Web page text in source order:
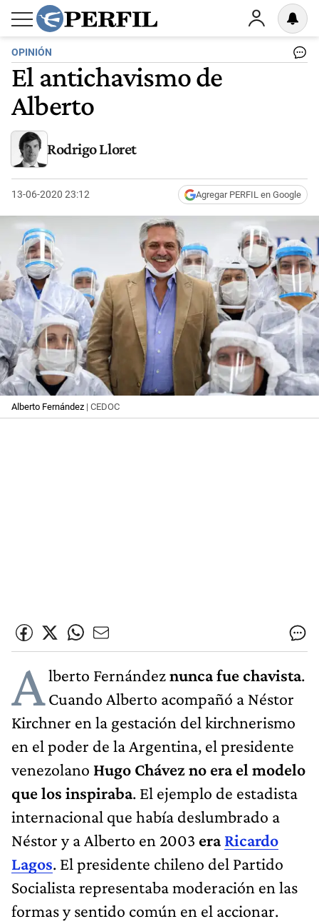
OPINIÓN
El antichavismo de
Alberto
Rodrigo Lloret
13-06-2020 23:12 Agregar PERFIL en Google
Alberto Fernández | CEDOC
Alberto Fernándeznunca fue chavista.
Cuando Alberto acompañó a Néstor
Kirchner en la gestación del kirchnerismo
en el poder de la Argentina, el presidente
venezolano Hugo Chávez no era el modelo
que los inspiraba. El ejemplo de estadista
internacional que había deslumbrado a
Néstor y a Alberto en 2003 eraRicardo
Lagos. El presidente chileno del Partido
Socialista representaba moderación en las
formas y sentido común en el accionar.